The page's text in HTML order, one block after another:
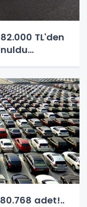
TL'den
adet!..